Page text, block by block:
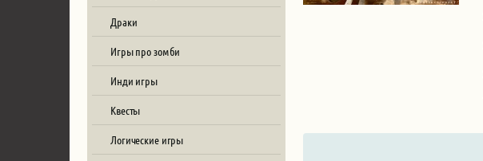
Драки
Игры про зомби
Инди игры
Квесты
Логические игры